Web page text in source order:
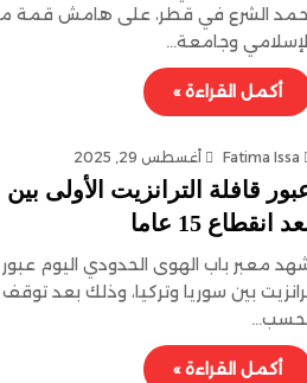
الشرع في قطر، على هامش قمة
وجامعة…
أكمل القراءة »
Fatima Issa أغسطس 29, 2025
قافلة الترانزيت الأولى
انقطاع 15 عاما
معبر باب الهوى الحدودي اليوم
أكمل القراءة »